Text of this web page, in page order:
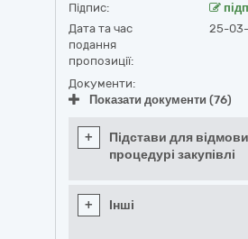
Підпис:
Дата та час
подання
пропозиції:
25-03-
Документи:
Показати документи (76)
+
Підстави для відмови
процедурі закупівлі
+ Інші